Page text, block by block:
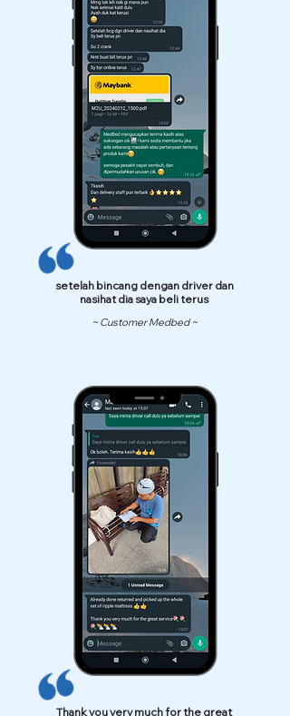
setelah bincang dengan driver dan
nasihat dia saya beli terus
~ Customer Medbed ~
Thank you very much for the great